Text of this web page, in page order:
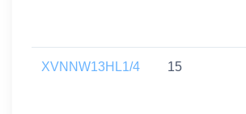
XVNNW13HL1/4 15